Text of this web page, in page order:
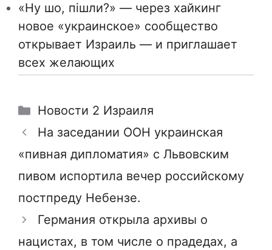
«Ну шо, пішли?» — через хайкинг
новое «украинское» сообщество
открывает Израиль — и приглашает
всех желающих
Рубрики
Новости 2 Израиля
На заседании ООН украинская
«пивная дипломатия» с Львовским
пивом испортила вечер российскому
постпреду Небензе.
Германия открыла архивы о
нацистах, в том числе о прадедах, а